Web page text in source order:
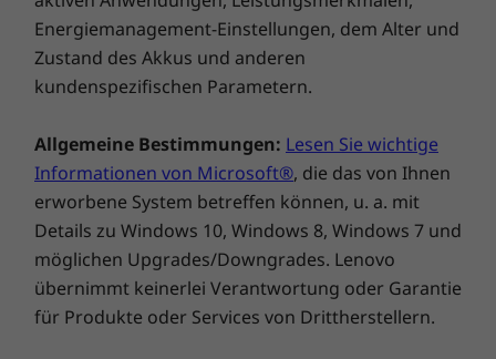
Verfügbarkeit der neuesten Apps
Der Google Play Store auf dem Chromebook
Energiemanagement-Einstellungen, dem Alter und
Zustand des Akkus und anderen
kundenspezifischen Parametern.
Informationen von Microsoft®, die das von Ihnen
erworbene System betreffen können, u. a. mit
Details zu Windows 10, Windows 8, Windows 7 und
möglichen Upgrades/Downgrades. Lenovo
übernimmt keinerlei Verantwortung oder Garantie
für Produkte oder Services von Drittherstellern.